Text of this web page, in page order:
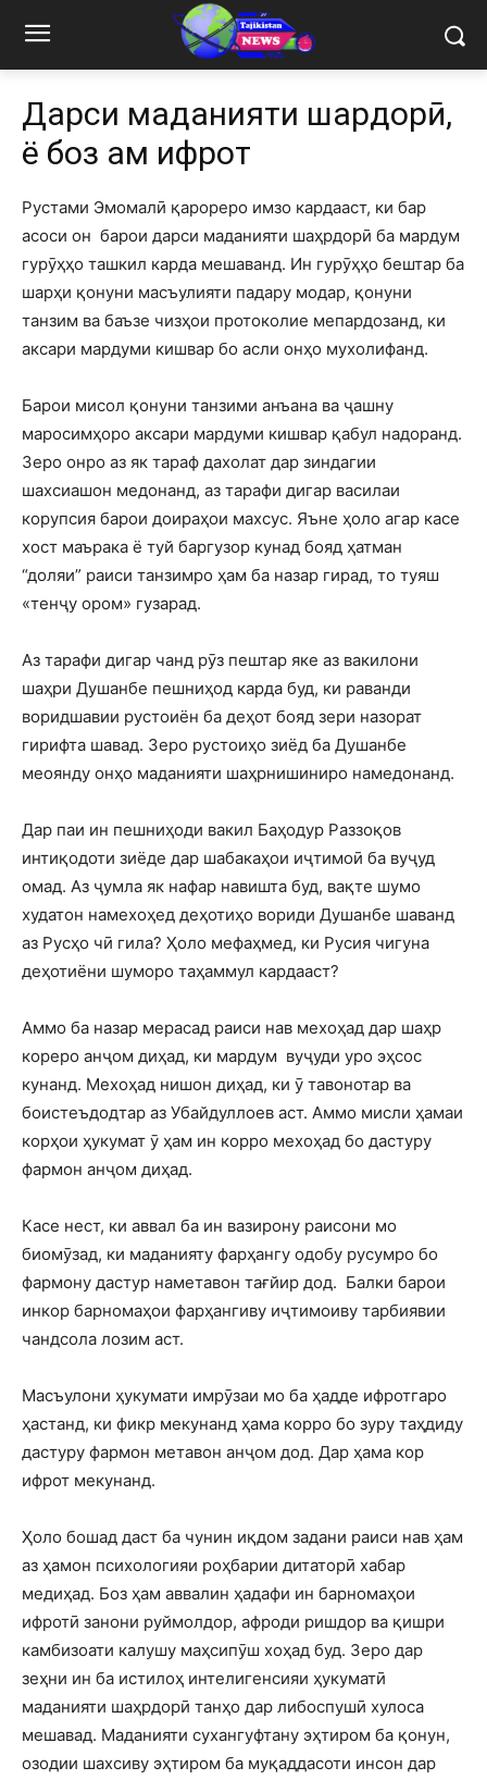
Дарси маданияти шаҳрдорӣ,
ё боз ҳам ифрот
Рустами Эмомалӣ қарореро имзо кардааст, ки бар
асоси он барои дарси маданияти шаҳрдорӣ ба мардум
гурӯҳҳо ташкил карда мешаванд. Ин гурӯҳҳо бештар ба
шарҳи қонуни масъулияти падару модар, қонуни
танзим ва баъзе чизҳои протоколие мепардозанд, ки
аксари мардуми кишвар бо асли онҳо мухолифанд.
Барои мисол қонуни танзими анъана ва ҷашну
маросимҳоро аксари мардуми кишвар қабул надоранд.
Зеро онро аз як тараф дахолат дар зиндагии
шахсиашон медонанд, аз тарафи дигар василаи
корупсия барои доираҳои махсус. Яъне ҳоло агар касе
хост маърака ё туй баргузор кунад бояд ҳатман
“доляи” раиси танзимро ҳам ба назар гирад, то туяш
«тенҷу ором» гузарад.
Аз тарафи дигар чанд рӯз пештар яке аз вакилони
шаҳри Душанбе пешниҳод карда буд, ки раванди
воридшавии рустоиён ба деҳот бояд зери назорат
гирифта шавад. Зеро рустоиҳо зиёд ба Душанбе
меоянду онҳо маданияти шаҳрнишиниро намедонанд.
Дар паи ин пешниҳоди вакил Баҳодур Раззоқов
интиқодоти зиёде дар шабакаҳои иҷтимоӣ ба вуҷуд
омад. Аз ҷумла як нафар навишта буд, вақте шумо
худатон намехоҳед деҳотиҳо вориди Душанбе шаванд
аз Русҳо чӣ гила? Ҳоло мефаҳмед, ки Русия чигуна
деҳотиёни шуморо таҳаммул кардааст?
Аммо ба назар мерасад раиси нав мехоҳад дар шаҳр
кореро анҷом диҳад, ки мардум вуҷуди уро эҳсос
кунанд. Мехоҳад нишон диҳад, ки ӯ тавонотар ва
боистеъдодтар аз Убайдуллоев аст. Аммо мисли ҳамаи
корҳои ҳукумат ӯ ҳам ин корро мехоҳад бо дастуру
фармон анҷом диҳад.
Касе нест, ки аввал ба ин вазирону раисони мо
биомӯзад, ки маданияту фарҳангу одобу русумро бо
фармону дастур наметавон тағйир дод. Балки барои
инкор барномаҳои фарҳангиву иҷтимоиву тарбиявии
чандсола лозим аст.
Масъулони ҳукумати имрӯзаи мо ба ҳадде ифротгаро
ҳастанд, ки фикр мекунанд ҳама корро бо зуру таҳдиду
дастуру фармон метавон анҷом дод. Дар ҳама кор
ифрот мекунанд.
Ҳоло бошад даст ба чунин иқдом задани раиси нав ҳам
аз ҳамон психологияи роҳбарии дитаторӣ хабар
медиҳад. Боз ҳам аввалин ҳадафи ин барномаҳои
ифротӣ занони руймолдор, афроди ришдор ва қишри
камбизоати калушу маҳсипӯш хоҳад буд. Зеро дар
зеҳни ин ба истилоҳ интелигенсияи ҳукуматӣ
маданияти шаҳрдорӣ танҳо дар либоспушӣ хулоса
мешавад. Маданияти сухангуфтану эҳтиром ба қонун,
озодии шахсиву эҳтиром ба муқаддасоти инсон дар